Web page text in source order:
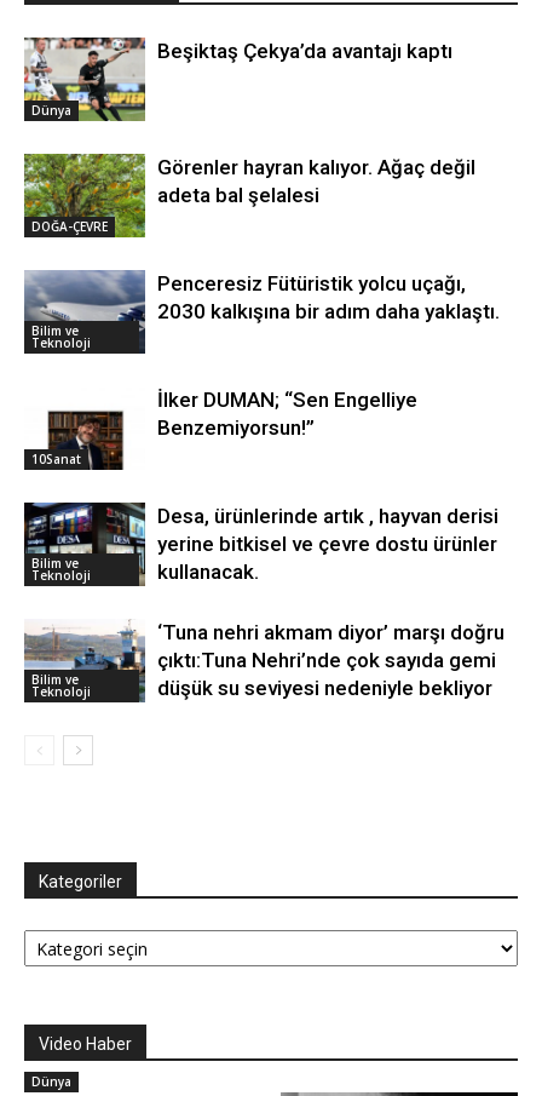
Dünya
Beşiktaş Çekya’da avantajı kaptı
DOĞA-ÇEVRE
Görenler hayran kalıyor. Ağaç değil
adeta bal şelalesi
Bilim ve
Teknoloji
Penceresiz Fütüristik yolcu uçağı,
2030 kalkışına bir adım daha yaklaştı.
10Sanat
İlker DUMAN; “Sen Engelliye
Benzemiyorsun!”
Bilim ve
Teknoloji
Desa, ürünlerinde artık , hayvan derisi
yerine bitkisel ve çevre dostu ürünler
kullanacak.
Bilim ve
Teknoloji
‘Tuna nehri akmam diyor’ marşı doğru
çıktı:Tuna Nehri’nde çok sayıda gemi
düşük su seviyesi nedeniyle bekliyor
Kategoriler
Kategoriler
Video Haber
Dünya